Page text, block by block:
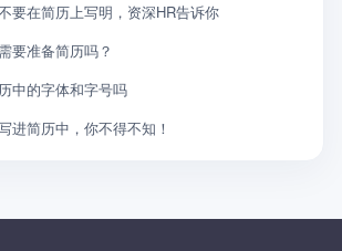
要在简历上写明，资深HR告诉你
要准备简历吗？
中的字体和字号吗
进简历中，你不得不知！